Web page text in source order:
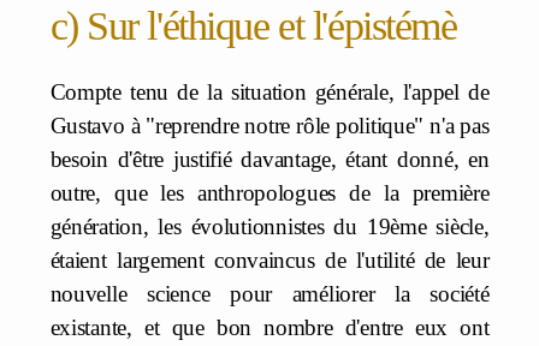
c) Sur l'éthique et l'épistémè
Compte tenu de la situation générale, l'appel de
Gustavo à "reprendre notre rôle politique" n'a pas
besoin d'être justifié davantage, étant donné, en
outre, que les anthropologues de la première
génération, les évolutionnistes du 19ème siècle,
étaient largement convaincus de l'utilité de leur
nouvelle science pour améliorer la société
existante, et que bon nombre d'entre eux ont